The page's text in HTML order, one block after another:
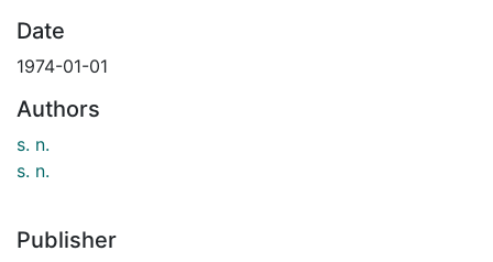
Date
1974-01-01
Authors
s. n.
s. n.
Publisher